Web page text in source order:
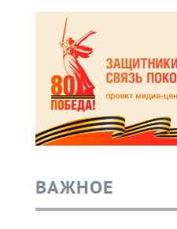
ВАЖНОЕ